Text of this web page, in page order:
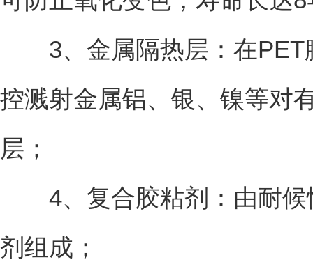
3、金属隔热层：在PET
控溅射金属铝、银、镍等对
层；
4、复合胶粘剂：由耐候
剂组成；